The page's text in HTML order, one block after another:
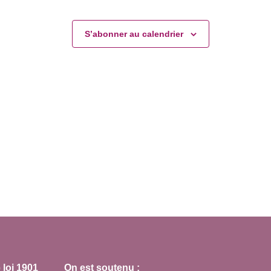
S’abonner au calendrier
loi 1901
On est soutenu :